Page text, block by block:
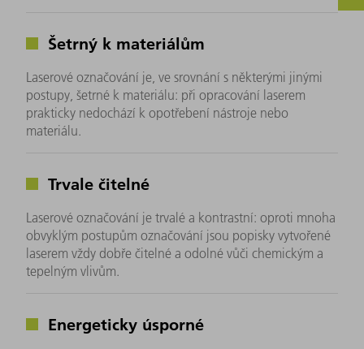
Šetrný k materiálům
Laserové označování je, ve srovnání s některými jinými
postupy, šetrné k materiálu: při opracování laserem
prakticky nedochází k opotřebení nástroje nebo
materiálu.
Trvale čitelné
Laserové označování je trvalé a kontrastní: oproti mnoha
obvyklým postupům označování jsou popisky vytvořené
laserem vždy dobře čitelné a odolné vůči chemickým a
tepelným vlivům.
Energeticky úsporné